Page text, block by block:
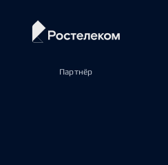
Партнёр